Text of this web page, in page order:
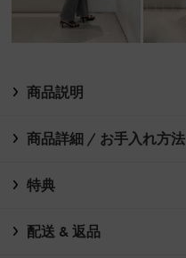
商品説明
商品詳細 / お手入れ方法
特典
配送 & 返品